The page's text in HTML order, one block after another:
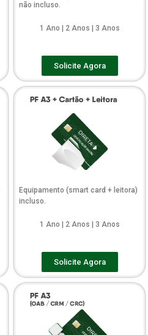
não incluso.
1 Ano | 2 Anos | 3 Anos
Solicite Agora
Equipamento (smart card + leitora)
incluso.
1 Ano | 2 Anos | 3 Anos
Solicite Agora